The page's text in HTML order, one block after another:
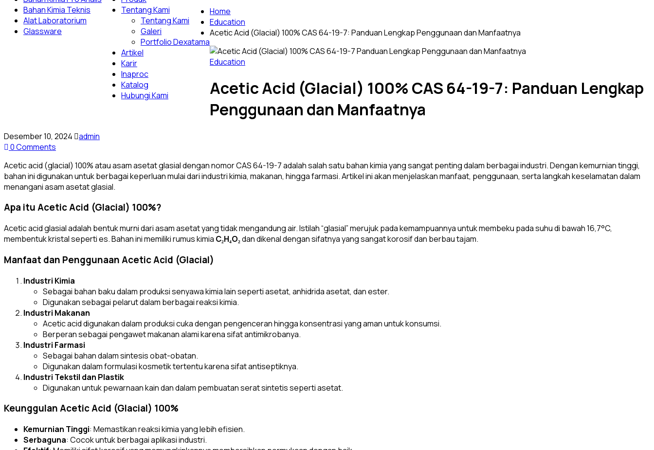
Bahan Kimia Teknis
Alat Laboratorium
Glassware
Tentang Kami
Tentang Kami
Galeri
Portfolio Dexatama
Artikel
Karir
Inaproc
Katalog
Hubungi Kami
Home
Education
Acetic Acid (Glacial) 100% CAS 64-19-7: Panduan Lengkap Penggunaan dan Manfaatnya
Education
Acetic Acid (Glacial) 100% CAS 64-19-7: Panduan Lengkap
Penggunaan dan Manfaatnya
Desember 10, 2024
admin
0 Comments
Acetic acid (glacial) 100% atau asam asetat glasial dengan nomor CAS 64-19-7 adalah salah satu bahan kimia yang sangat penting dalam berbagai industri. Dengan kemurnian tinggi,
bahan ini digunakan untuk berbagai keperluan mulai dari industri kimia, makanan, hingga farmasi. Artikel ini akan menjelaskan manfaat, penggunaan, serta langkah keselamatan dalam
menangani asam asetat glasial.
Apa itu Acetic Acid (Glacial) 100%?
Acetic acid glasial adalah bentuk murni dari asam asetat yang tidak mengandung air. Istilah “glasial” merujuk pada kemampuannya untuk membeku pada suhu di bawah 16,7°C,
membentuk kristal seperti es. Bahan ini memiliki rumus kimia C₂H₄O₂dan dikenal dengan sifatnya yang sangat korosif dan berbau tajam.
Manfaat dan Penggunaan Acetic Acid (Glacial)
Industri Kimia
Sebagai bahan baku dalam produksi senyawa kimia lain seperti asetat, anhidrida asetat, dan ester.
Digunakan sebagai pelarut dalam berbagai reaksi kimia.
Industri Makanan
Acetic acid digunakan dalam produksi cuka dengan pengenceran hingga konsentrasi yang aman untuk konsumsi.
Berperan sebagai pengawet makanan alami karena sifat antimikrobanya.
Industri Farmasi
Sebagai bahan dalam sintesis obat-obatan.
Digunakan dalam formulasi kosmetik tertentu karena sifat antiseptiknya.
Industri Tekstil dan Plastik
Digunakan untuk pewarnaan kain dan dalam pembuatan serat sintetis seperti asetat.
Keunggulan Acetic Acid (Glacial) 100%
Kemurnian Tinggi: Memastikan reaksi kimia yang lebih efisien.
Serbaguna: Cocok untuk berbagai aplikasi industri.